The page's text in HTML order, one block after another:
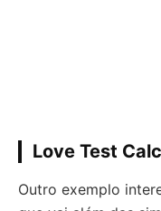
Love Test
Outro exemplo